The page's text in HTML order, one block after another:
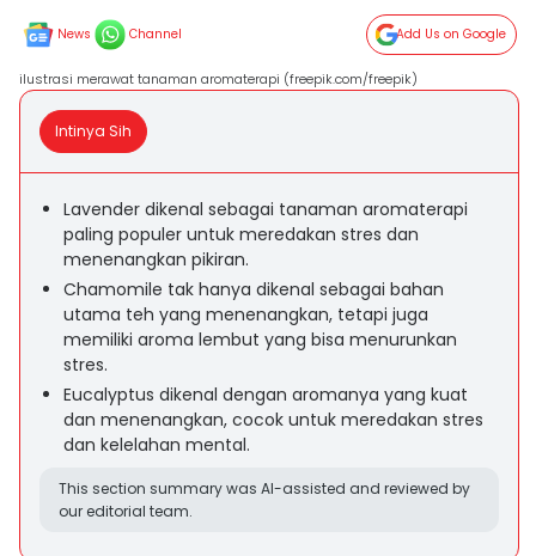
News Channel Add Us on Google
ilustrasi merawat tanaman aromaterapi (freepik.com/freepik)
Intinya Sih
Lavender dikenal sebagai tanaman aromaterapi
paling populer untuk meredakan stres dan
menenangkan pikiran.
Chamomile tak hanya dikenal sebagai bahan
utama teh yang menenangkan, tetapi juga
memiliki aroma lembut yang bisa menurunkan
stres.
Eucalyptus dikenal dengan aromanya yang kuat
dan menenangkan, cocok untuk meredakan stres
dan kelelahan mental.
This section summary was AI-assisted and reviewed by
our editorial team.